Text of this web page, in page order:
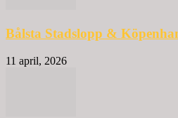
Bålsta Stadslopp &
11 april, 2026